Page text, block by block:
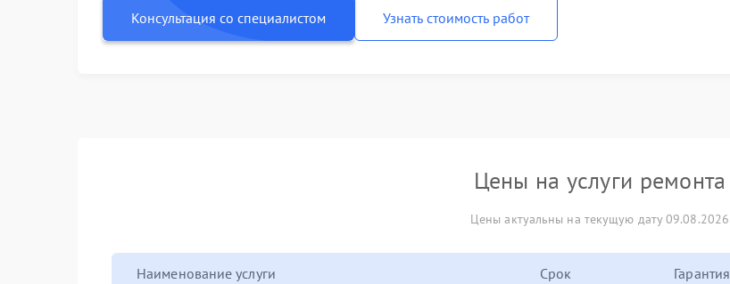
Консультация со специалистом Узнать стоимость работ
Цены на услуги ремонта
Цены актуальны на текущую дату 09.08.2026
Наименование услуги Срок Гарантия